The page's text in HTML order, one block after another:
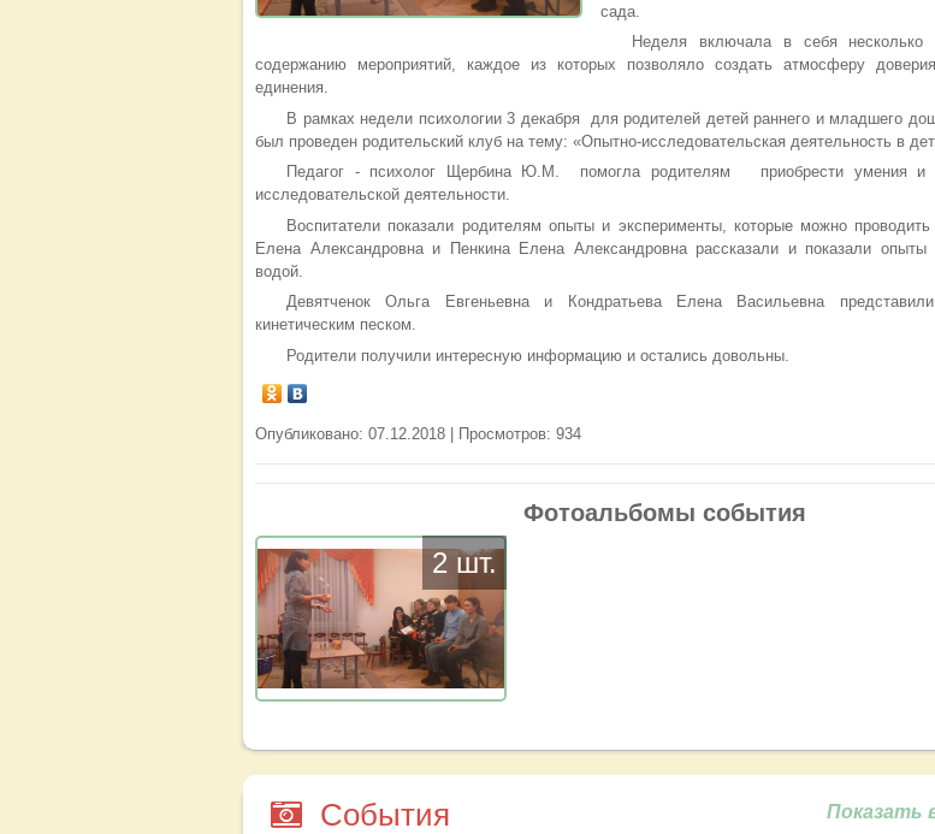
сада.
Неделя включала в себя несколько
содержанию мероприятий, каждое из которых позволяло создать атмосферу
единения.
В рамках недели психологии 3 декабря для родителей детей раннего и младшего
был проведен родительский клуб на тему: «Опытно-исследовательская деятельность в
Педагог - психолог Щербина Ю.М. помогла родителям приобрести умения и
исследовательской деятельности.
Воспитатели показали родителям опыты и эксперименты, которые можно
Елена Александровна и Пенкина Елена Александровна рассказали и показали опыты
водой.
Девятченок Ольга Евгеньевна и Кондратьева Елена Васильевна
кинетическим песком.
Родители получили интересную информацию и остались довольны.
Опубликовано: 07.12.2018 | Просмотров: 934
Фотоальбомы события
2 шт.
События Показать